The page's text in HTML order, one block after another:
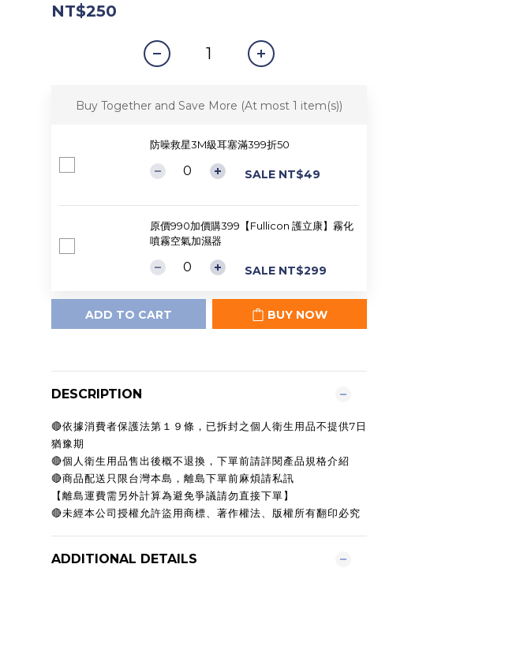
NT$250
Buy Together and Save More (At most 1 item(s))
防噪救星3M級耳塞滿399折50
SALE NT$49
原價990加價購399【Fullicon 護立康】霧化
噴霧空氣加濕器
SALE NT$299
ADD TO CART BUY NOW
DESCRIPTION
🔴依據消費者保護法第１９條，已拆封之個人衛生用品不提供7日
猶豫期
🔴個人衛生用品售出後概不退換，下單前請詳閱產品規格介紹
🔴商品配送只限台灣本島，離島下單前麻煩請私訊
【離島運費需另外計算為避免爭議請勿直接下單】
🔴未經本公司授權允許盜用商標、著作權法、版權所有翻印必究
ADDITIONAL DETAILS